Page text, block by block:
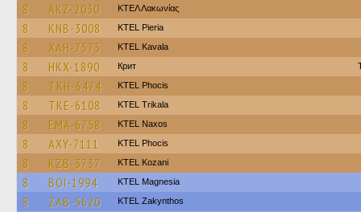
8 AKZ-2030 ΚΤΕΛ Λακωνίας
8 KNB-3008 KTEL Pieria
8 XAH-7575 KTEL Kavala
8 HKX-1890 Крит
8 TKH-6474 ΚΤΕL Phocis
8 TKE-6108 ΚΤΕL Τrikala
8 EMA-6758 KTEL Naxos
8 AXY-7111 ΚΤΕL Phocis
8 KZB-3737 ΚΤΕL Kozani
8 BOI-1994 ΚΤΕL Magnesia
8 ZAB-5620 KTEL Zakynthos